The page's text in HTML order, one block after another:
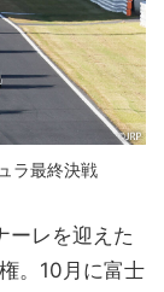
ラ最終決戦
ーレを迎えた
。10月に富士